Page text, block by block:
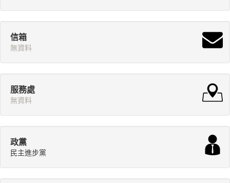
信箱
無資料
服務處
無資料
政黨
民主進步黨